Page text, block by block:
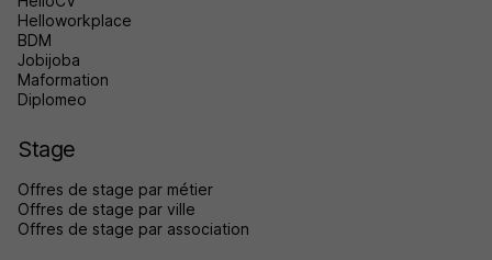
Helloworkplace
BDM
Jobijoba
Maformation
Diplomeo
Stage
Offres de stage par métier
Offres de stage par ville
Offres de stage par association